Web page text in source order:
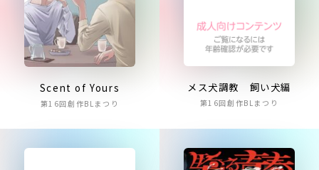
Scent of Yours
第16回創作BLまつり
メス犬調教 飼い犬編
第16回創作BLまつり